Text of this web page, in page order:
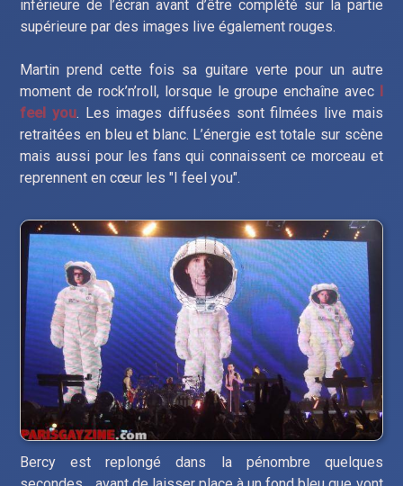
inférieure de l’écran avant d’être complété sur la partie
supérieure par des images live également rouges.
Martin prend cette fois sa guitare verte pour un autre
moment de rock’n’roll, lorsque le groupe enchaîne avec I
feel you. Les images diffusées sont filmées live mais
retraitées en bleu et blanc. L’énergie est totale sur scène
mais aussi pour les fans qui connaissent ce morceau et
reprennent en cœur les "I feel you".
Bercy est replongé dans la pénombre quelques